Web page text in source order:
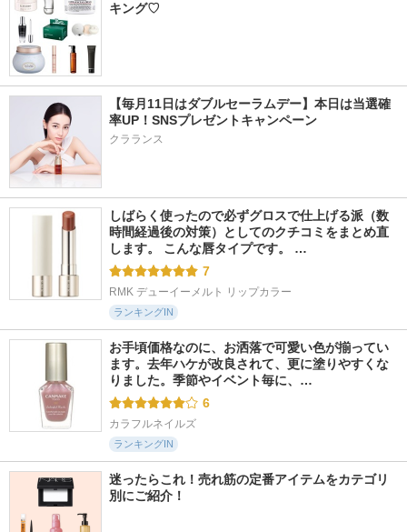
キング♡
【毎月11日はダブルセーラムデー】本日は当選確
率UP！SNSプレゼントキャンペーン
クラランス
しばらく使ったので必ずグロスで仕上げる派（数
時間経過後の対策）としてのクチコミをまとめ直
します。 こんな唇タイプです。 …
7
RMK デューイーメルト リップカラー
ランキングIN
お手頃価格なのに、お洒落で可愛い色が揃ってい
ます。去年ハケが改良されて、更に塗りやすくな
りました。季節やイベント毎に、…
6
カラフルネイルズ
ランキングIN
迷ったらこれ！売れ筋の定番アイテムをカテゴリ
別にご紹介！